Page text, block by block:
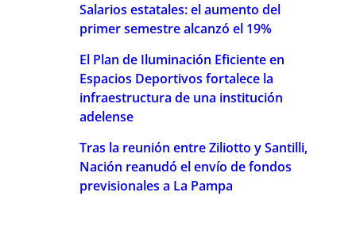
Salarios estatales: el aumento del
primer semestre alcanzó el 19%
El Plan de Iluminación Eficiente en
Espacios Deportivos fortalece la
infraestructura de una institución
adelense
Tras la reunión entre Ziliotto y Santilli,
Nación reanudó el envío de fondos
previsionales a La Pampa